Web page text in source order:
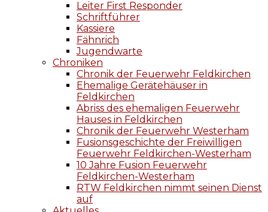
Leiter First Responder
Schriftführer
Kassiere
Fähnrich
Jugendwarte
Chroniken
Chronik der Feuerwehr Feldkirchen
Ehemalige Gerätehäuser in
Feldkirchen
Abriss des ehemaligen Feuerwehr
Hauses in Feldkirchen
Chronik der Feuerwehr Westerham
Fusionsgeschichte der Freiwilligen
Feuerwehr Feldkirchen-Westerham
10 Jahre Fusion Feuerwehr
Feldkirchen-Westerham
RTW Feldkirchen nimmt seinen Dienst
auf